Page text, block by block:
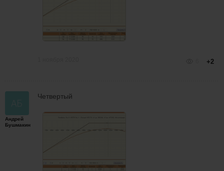
+2
Андрей
Бушмакин
Четвертый